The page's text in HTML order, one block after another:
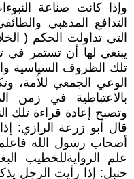
وإذا كانت صناعة
التدافع المذهبي
التي تداولت الحكم (
يبنغي لها أن تستمر في
تلك الظروف السياسية
الوعي الجمعي للأمة،
بالاعتباطية في زمن
وتصبح إعادة قراءة تلك
قال أبو زرعة الرازي:
أصحاب رسول الله
علم الروايةللخطيب
حنبل: إذا رأيت الرجل